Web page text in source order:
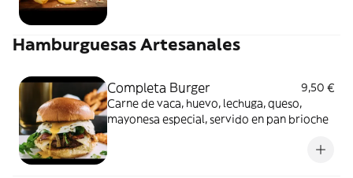
Hamburguesas Artesanales
Completa Burger
9,50 €
Carne de vaca, huevo, lechuga, queso,
mayonesa especial, servido en pan brioche